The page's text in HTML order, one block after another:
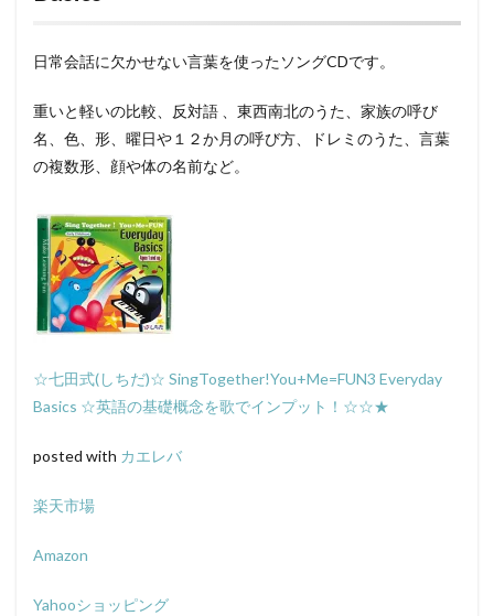
日常会話に欠かせない言葉を使ったソングCDです。
重いと軽いの比較、反対語 、東西南北のうた、家族の呼び
名、色、形、曜日や１２か月の呼び方、ドレミのうた、言葉
の複数形、顔や体の名前など。
☆七田式(しちだ)☆ SingTogether!You+Me=FUN3 Everyday
Basics ☆英語の基礎概念を歌でインプット！☆☆★
posted with カエレバ
楽天市場
Amazon
Yahooショッピング